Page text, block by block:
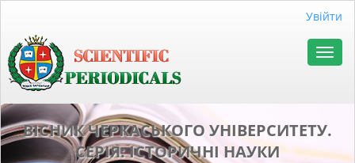
##plugins.themes.bootstrap3.accessible_menu.sidebar##
Увійти
ВІСНИК ЧЕРКАСЬКОГО УНІВЕРСИТЕТУ.
СЕРІЯ: ІСТОРИЧНІ НАУКИ